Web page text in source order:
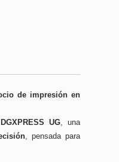
de impresión en
UG, una
, pensada para